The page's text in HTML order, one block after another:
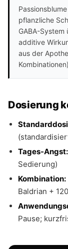
pflanzliche
GABA-
additive
aus der
Dosierung
Tages-Angst:
Sedierung)
Kombination:
Baldrian +
Pause;